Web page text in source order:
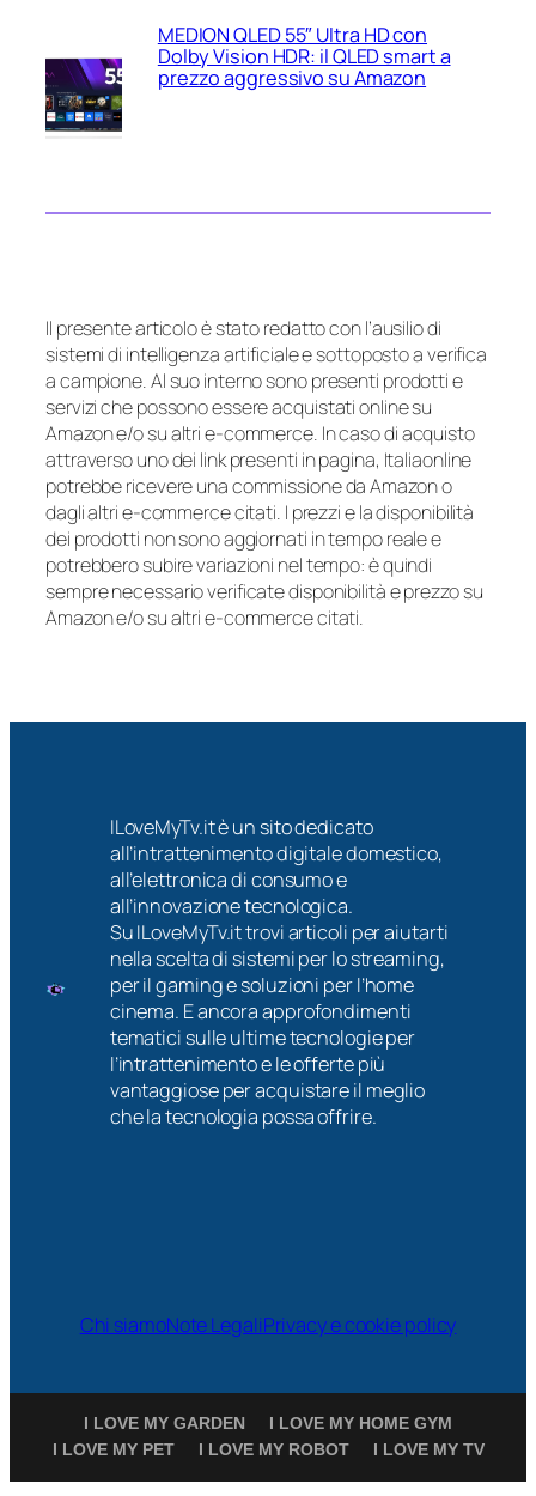
MEDION QLED 55″ Ultra HD con
Dolby Vision HDR: il QLED smart a
prezzo aggressivo su Amazon
Il presente articolo è stato redatto con l’ausilio di
sistemi di intelligenza artificiale e sottoposto a verifica
a campione. Al suo interno sono presenti prodotti e
servizi che possono essere acquistati online su
Amazon e/o su altri e-commerce. In caso di acquisto
attraverso uno dei link presenti in pagina, Italiaonline
potrebbe ricevere una commissione da Amazon o
dagli altri e-commerce citati. I prezzi e la disponibilità
dei prodotti non sono aggiornati in tempo reale e
potrebbero subire variazioni nel tempo: è quindi
sempre necessario verificate disponibilità e prezzo su
Amazon e/o su altri e-commerce citati.
ILoveMyTv.it è un sito dedicato
all’intrattenimento digitale domestico,
all’elettronica di consumo e
all’innovazione tecnologica.
Su ILoveMyTv.it trovi articoli per aiutarti
nella scelta di sistemi per lo streaming,
per il gaming e soluzioni per l’home
cinema. E ancora approfondimenti
tematici sulle ultime tecnologie per
l’intrattenimento e le offerte più
vantaggiose per acquistare il meglio
che la tecnologia possa offrire.
Chi siamoNote LegaliPrivacy e cookie policy
I LOVE MY GARDEN
I LOVE MY HOME GYM
I LOVE MY PET
I LOVE MY ROBOT I LOVE MY TV